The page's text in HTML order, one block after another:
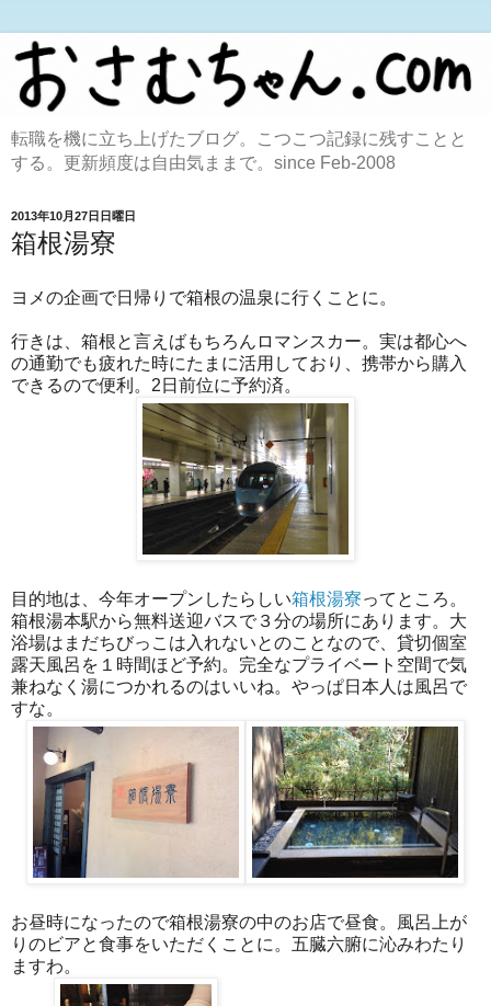
転職を機に立ち上げたブログ。こつこつ記録に残すことと
する。更新頻度は自由気ままで。since Feb-2008
2013年10月27日日曜日
箱根湯寮
ヨメの企画で日帰りで箱根の温泉に行くことに。
行きは、箱根と言えばもちろんロマンスカー。実は都心へ
の通勤でも疲れた時にたまに活用しており、携帯から購入
できるので便利。2日前位に予約済。
目的地は、今年オープンしたらしい箱根湯寮ってところ。
箱根湯本駅から無料送迎バスで３分の場所にあります。大
浴場はまだちびっこは入れないとのことなので、貸切個室
露天風呂を１時間ほど予約。完全なプライベート空間で気
兼ねなく湯につかれるのはいいね。やっぱ日本人は風呂で
すな。
お昼時になったので箱根湯寮の中のお店で昼食。風呂上が
りのビアと食事をいただくことに。五臓六腑に沁みわたり
ますわ。